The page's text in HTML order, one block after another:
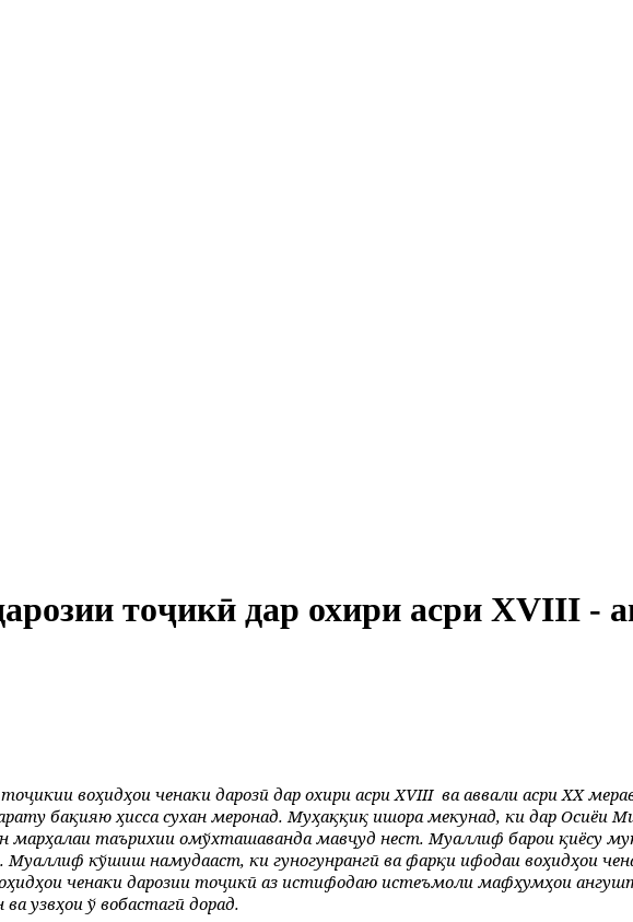
тоҷикӣ дар охири асри XVIII -
воҳидҳои ченаки дарозӣ дар охири асри XVIII ва аввали асри XX
бақияю ҳисса сухан меронад. Муҳаққиқ ишора мекунад, ки дар
таърихии омўхташаванда мавҷуд нест. Муаллиф барои қиёсу
кўшиш намудааст, ки гуногунрангӣ ва фарқи ифодаи воҳидҳои
ченаки дарозии тоҷикӣ аз истифодаю истеъмоли мафҳумҳои
узвҳои ў вобастагӣ дорад.